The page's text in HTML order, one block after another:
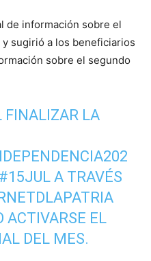
de información sobre el
sugirió a los beneficiarios
sobre el segundo
FINALIZAR LA
#15JUL A TRAVÉS
ACTIVARSE EL
DEL MES.